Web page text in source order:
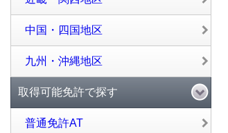
中国・四国地区
九州・沖縄地区
取得可能免許で探す
普通免許AT